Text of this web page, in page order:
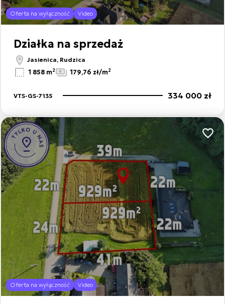
Oferta na wyłączność Video
Działka na sprzedaż
Jasienica, Rudzica
1 858 m2 179,76 zł/m2
VTS-GS-7135 334 000 zł
Oferta na wyłączność Video